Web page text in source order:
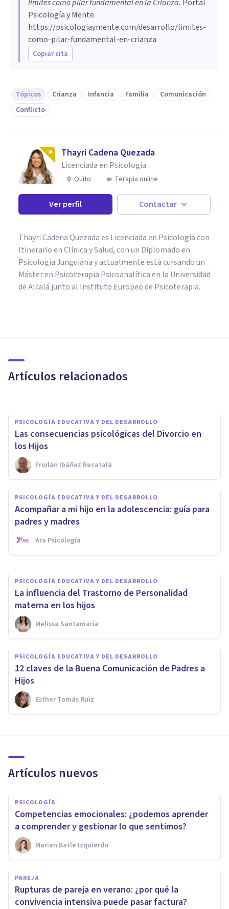
límites como pilar fundamental en la Crianza. Portal
Psicología y Mente.
https://psicologiaymente.com/desarrollo/limites-
como-pilar-fundamental-en-crianza
Copiar cita
Tópicos Crianza Infancia Familia
Comunicación
Conflicto
Thayri Cadena Quezada
Licenciada en Psicología
Quito Terapia online
Ver perfil Contactar
Thayri Cadena Quezada es Licenciada en Psicología con
Itinerario en Clínica y Salud, con un Diplomado en
Psicología Junguiana y actualmente está cursando un
Máster en Psicoterapia Psicoanalítica en la Universidad
de Alcalá junto al Instituto Europeo de Psicoterapia.
Artículos relacionados
conflicto entre hermanos?
PSICOLOGÍA EDUCATIVA Y DEL DESARROLLO
Las consecuencias psicológicas del Divorcio en
los Hijos
Froilán Ibáñez Recatalá
PSICOLOGÍA EDUCATIVA Y DEL DESARROLLO
Acompañar a mi hijo en la adolescencia: guía para
padres y madres
Ara Psicología
¿Cómo dar apoyo a mis hijos al
divorciarme?
Carolina Marín
PSICOLOGÍA EDUCATIVA Y DEL DESARROLLO
La influencia del Trastorno de Personalidad
materna en los hijos
Melissa Santamaría
PSICOLOGÍA EDUCATIVA Y DEL DESARROLLO
12 claves de la Buena Comunicación de Padres a
Hijos
Esther Tomás Ruiz
Artículos nuevos
PSICOLOGÍA
Competencias emocionales: ¿podemos aprender
a comprender y gestionar lo que sentimos?
Marian Batle Izquierdo
PAREJA
Rupturas de pareja en verano: ¿por qué la
convivencia intensiva puede pasar factura?